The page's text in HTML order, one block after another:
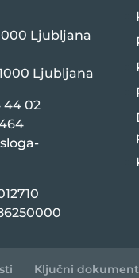
Ljubljana
Ljubljana
44 02
Ključni